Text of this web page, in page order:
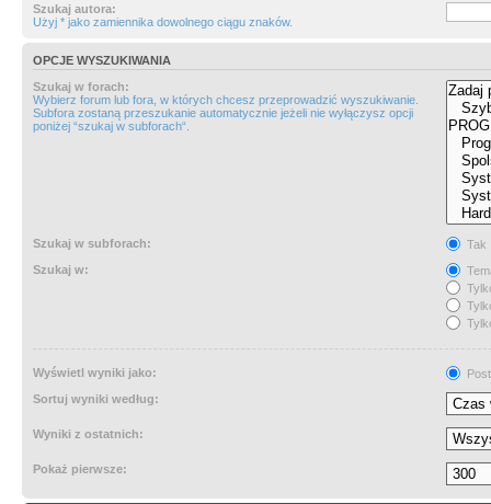
Szukaj autora:
Użyj * jako zamiennika dowolnego ciągu znaków.
OPCJE WYSZUKIWANIA
Szukaj w forach:
Wybierz forum lub fora, w których chcesz przeprowadzić wyszukiwanie.
Subfora zostaną przeszukanie automatycznie jeżeli nie wyłączysz opcji
poniżej “szukaj w subforach“.
Szukaj w subforach:
Tak
Szukaj w:
Wyświetl wyniki jako:
Sortuj wyniki według:
Wyniki z ostatnich:
Pokaż pierwsze: